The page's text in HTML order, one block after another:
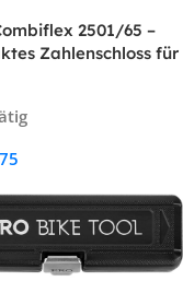
2501/65 –
Zahlenschloss für